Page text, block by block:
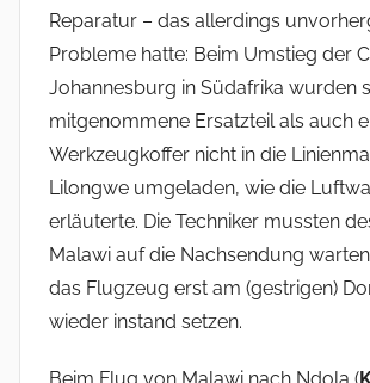
Reparatur – das allerdings
Probleme hatte: Beim Umstieg der
Johannesburg in Südafrika wurden
mitgenommene Ersatzteil als auch
Werkzeugkoffer nicht in die
Lilongwe umgeladen, wie die
erläuterte. Die Techniker mussten
Malawi auf die Nachsendung
das Flugzeug erst am (gestrigen)
wieder instand setzen.
Beim Flug von Malawi nach Ndola (